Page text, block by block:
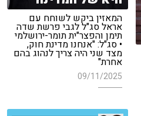
המאזין ביקש לשוחח עם
אראל סג"ל לגבי פרשת שדה
תימן והפצר"ית תומר-ירושלמי
• סג"ל: "אנחנו מדינת חוק,
מצד שני היה צריך לנהוג בהם
אחרת"
09/11/2025